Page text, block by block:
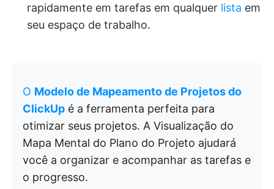
rapidamente em tarefas em qualquer lista em
seu espaço de trabalho.
O Modelo de Mapeamento de Projetos do
ClickUp é a ferramenta perfeita para
otimizar seus projetos. A Visualização do
Mapa Mental do Plano do Projeto ajudará
você a organizar e acompanhar as tarefas e
o progresso.